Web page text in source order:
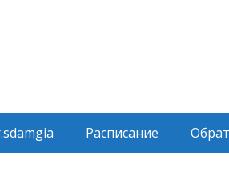
Расписание